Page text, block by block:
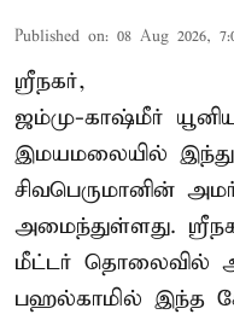
Published on: 08 Aug 2026,
ஸ்ரீநகர்,
ஜம்மு-காஷ்மீர்
இமயமலையில்
சிவபெருமானின்
அமைந்துள்ளது.
மீட்டர் தொலைவில்
பஹல்காமில் இந்த